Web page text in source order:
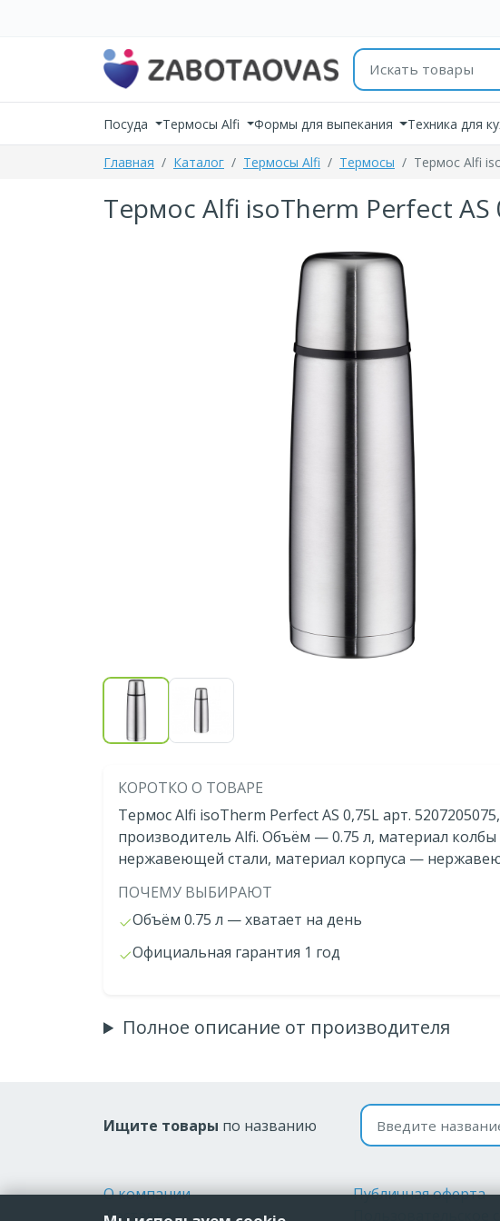
Поиск товаров
Посуда Термосы Alfi Формы для выпекания Техника для
Главная Каталог Термосы Alfi Термосы Термос Alfi
Термос Alfi isoTherm Perfect AS
КОРОТКО О ТОВАРЕ
Термос Alfi isoTherm Perfect AS 0,75L арт. 5207205075,
производитель Alfi. Объём — 0.75 л, материал
нержавеющей стали, материал корпуса —
ПОЧЕМУ ВЫБИРАЮТ
Объём 0.75 л — хватает на день
Официальная гарантия 1 год
Полное описание от производителя
Ищите товары по названию Поиск по названию
О компании
Доставка
Публичная оферта